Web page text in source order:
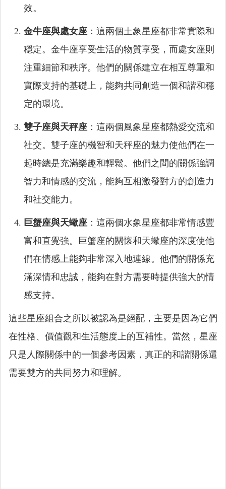
效。
金牛座與處女座 ：這兩個土象星座都非常實際和
穩定。金牛座享受生活的物質享受，而處女座則
注重細節和秩序。他們的關係建立在相互尊重和
實際支持的基礎上，能夠共同創造一個和諧和穩
定的環境。
雙子座與天秤座 ：這兩個風象星座都熱愛交流和
社交。雙子座的機智和天秤座的魅力使他們在一
起時總是充滿樂趣和輕鬆。他們之間的關係強調
智力和情感的交流，能夠互相激發對方的創造力
和社交能力。
巨蟹座與天蠍座 ：這兩個水象星座都非常情感豐
富和直覺強。巨蟹座的關懷和天蠍座的深度使他
們在情感上能夠非常深入地連線。他們的關係充
滿深情和忠誠，能夠在對方需要時提供強大的情
感支持。
這些星座組合之所以被認為是絕配，主要是因為它們
在性格、價值觀和生活態度上的互補性。當然，星座
只是人際關係中的一個參考因素，真正的和諧關係還
需要雙方的共同努力和理解。